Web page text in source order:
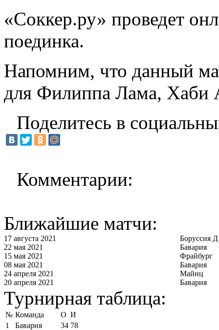
«Соккер.ру» проведет
поединка.
Напомним, что данный
для Филиппа Лама, Хаби
Поделитесь в
Комментарии:
Ближайшие матчи:
17 августа 2021
Боруссия Д
22 мая 2021
Бавария
15 мая 2021
Фрайбург
08 мая 2021
Бавария
24 апреля 2021
Майнц
20 апреля 2021
Бавария
Турнирная таблица:
№ Команда О И
1
Бавария 34 78